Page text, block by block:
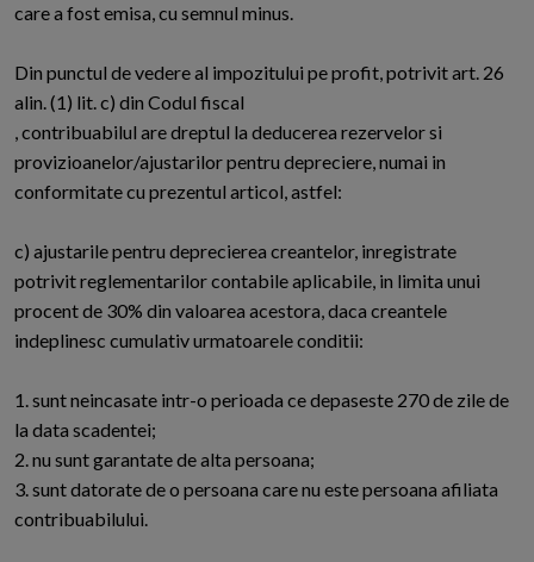
care a fost emisa, cu semnul minus.
Din punctul de vedere al impozitului pe profit, potrivit art. 26
alin. (1) lit. c) din Codul fiscal
, contribuabilul are dreptul la deducerea rezervelor si
provizioanelor/ajustarilor pentru depreciere, numai in
conformitate cu prezentul articol, astfel:
c) ajustarile pentru deprecierea creantelor, inregistrate
potrivit reglementarilor contabile aplicabile, in limita unui
procent de 30% din valoarea acestora, daca creantele
indeplinesc cumulativ urmatoarele conditii:
1. sunt neincasate intr-o perioada ce depaseste 270 de zile de
la data scadentei;
2. nu sunt garantate de alta persoana;
3. sunt datorate de o persoana care nu este persoana afiliata
contribuabilului.